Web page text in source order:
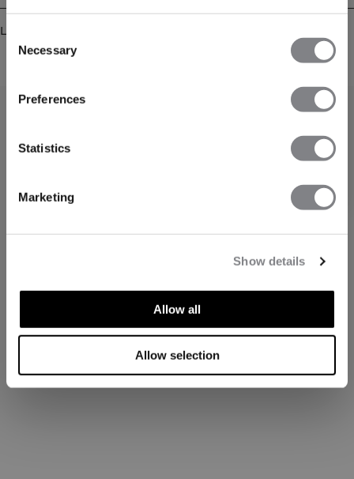
Consent
Selection
Necessary
Preferences
Statistics
Marketing
Show details
Allow all
Allow selection
Liknande produkter
När du prenumererar på vårt nyhetsbrev.